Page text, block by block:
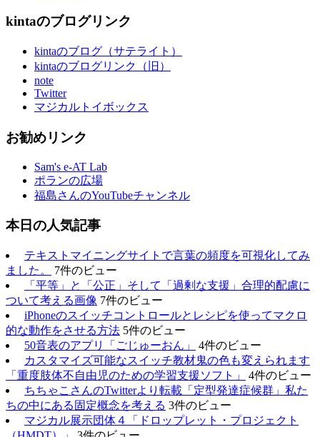
kintaのブログリンク
kintaのブログ（サテライト）
kintaのブログリンク（旧）
note
Twitter
マジカルトイボックス
お勧めリンク
Sam's e-AT Lab
ポランの広場
福島さんのYouTubeチャンネル
本日の人気記事
テキストマイニングサイトで言葉の頻度を可視化してみ
ました。
7件のビュー
「平等」と「公正」そして「過剰な支援」合理的配慮に
ついて考える画像 7件のビュー
iPhoneのスイッチコントロールとレシピを使ってマクロ
的な動作をさせる方法 5件のビュー
50音表のアプリ「ごじゅーおん」
4件のビュー
カスタマイズ可能なスイッチ教材鬼の色も変えられます
「重度肢体不自由児のための学習支援ソフト」
4件のビュー
ちちゃこさんのTwitterより転載「定型発達症候群」私た
ちの中にある固定概念を考える 3件のビュー
マジカル展示団体４「ドロップレット・プロジェクト